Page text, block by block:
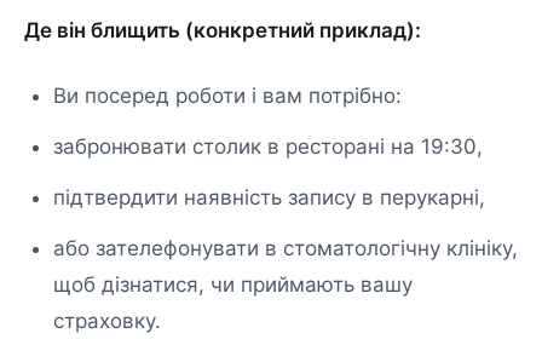
Де він блищить (конкретний приклад):
Ви посеред роботи і вам потрібно:
забронювати столик в ресторані на 19:30,
підтвердити наявність запису в перукарні,
або зателефонувати в стоматологічну клініку,
щоб дізнатися, чи приймають вашу
страховку.